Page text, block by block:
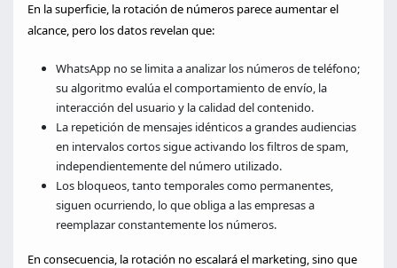
En la superficie, la rotación de números parece aumentar el
alcance, pero los datos revelan que:
WhatsApp no se limita a analizar los números de teléfono;
su algoritmo evalúa el comportamiento de envío, la
interacción del usuario y la calidad del contenido.
La repetición de mensajes idénticos a grandes audiencias
en intervalos cortos sigue activando los filtros de spam,
independientemente del número utilizado.
Los bloqueos, tanto temporales como permanentes,
siguen ocurriendo, lo que obliga a las empresas a
reemplazar constantemente los números.
En consecuencia, la rotación no escalará el marketing, sino que